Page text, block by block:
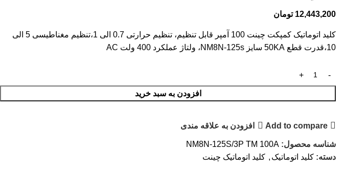
12,443,200 تومان
کلید اتوماتیک کمپکت چینت 100 آمپر قابل تنظیم، تنظیم حرارتی 0.7 الی 1،تنظیم مغناطیسی 5 الی
10،قدرت قطع 50KA سایز NM8N-125s، ولتاژ عملکرد 400 ولت AC
افزودن به سبد خرید
Add to compare افزودن به علاقه مندی
شناسه محصول: NM8N-125S/3P TM 100A
دسته: کلید اتوماتیک , کلید اتوماتیک چینت